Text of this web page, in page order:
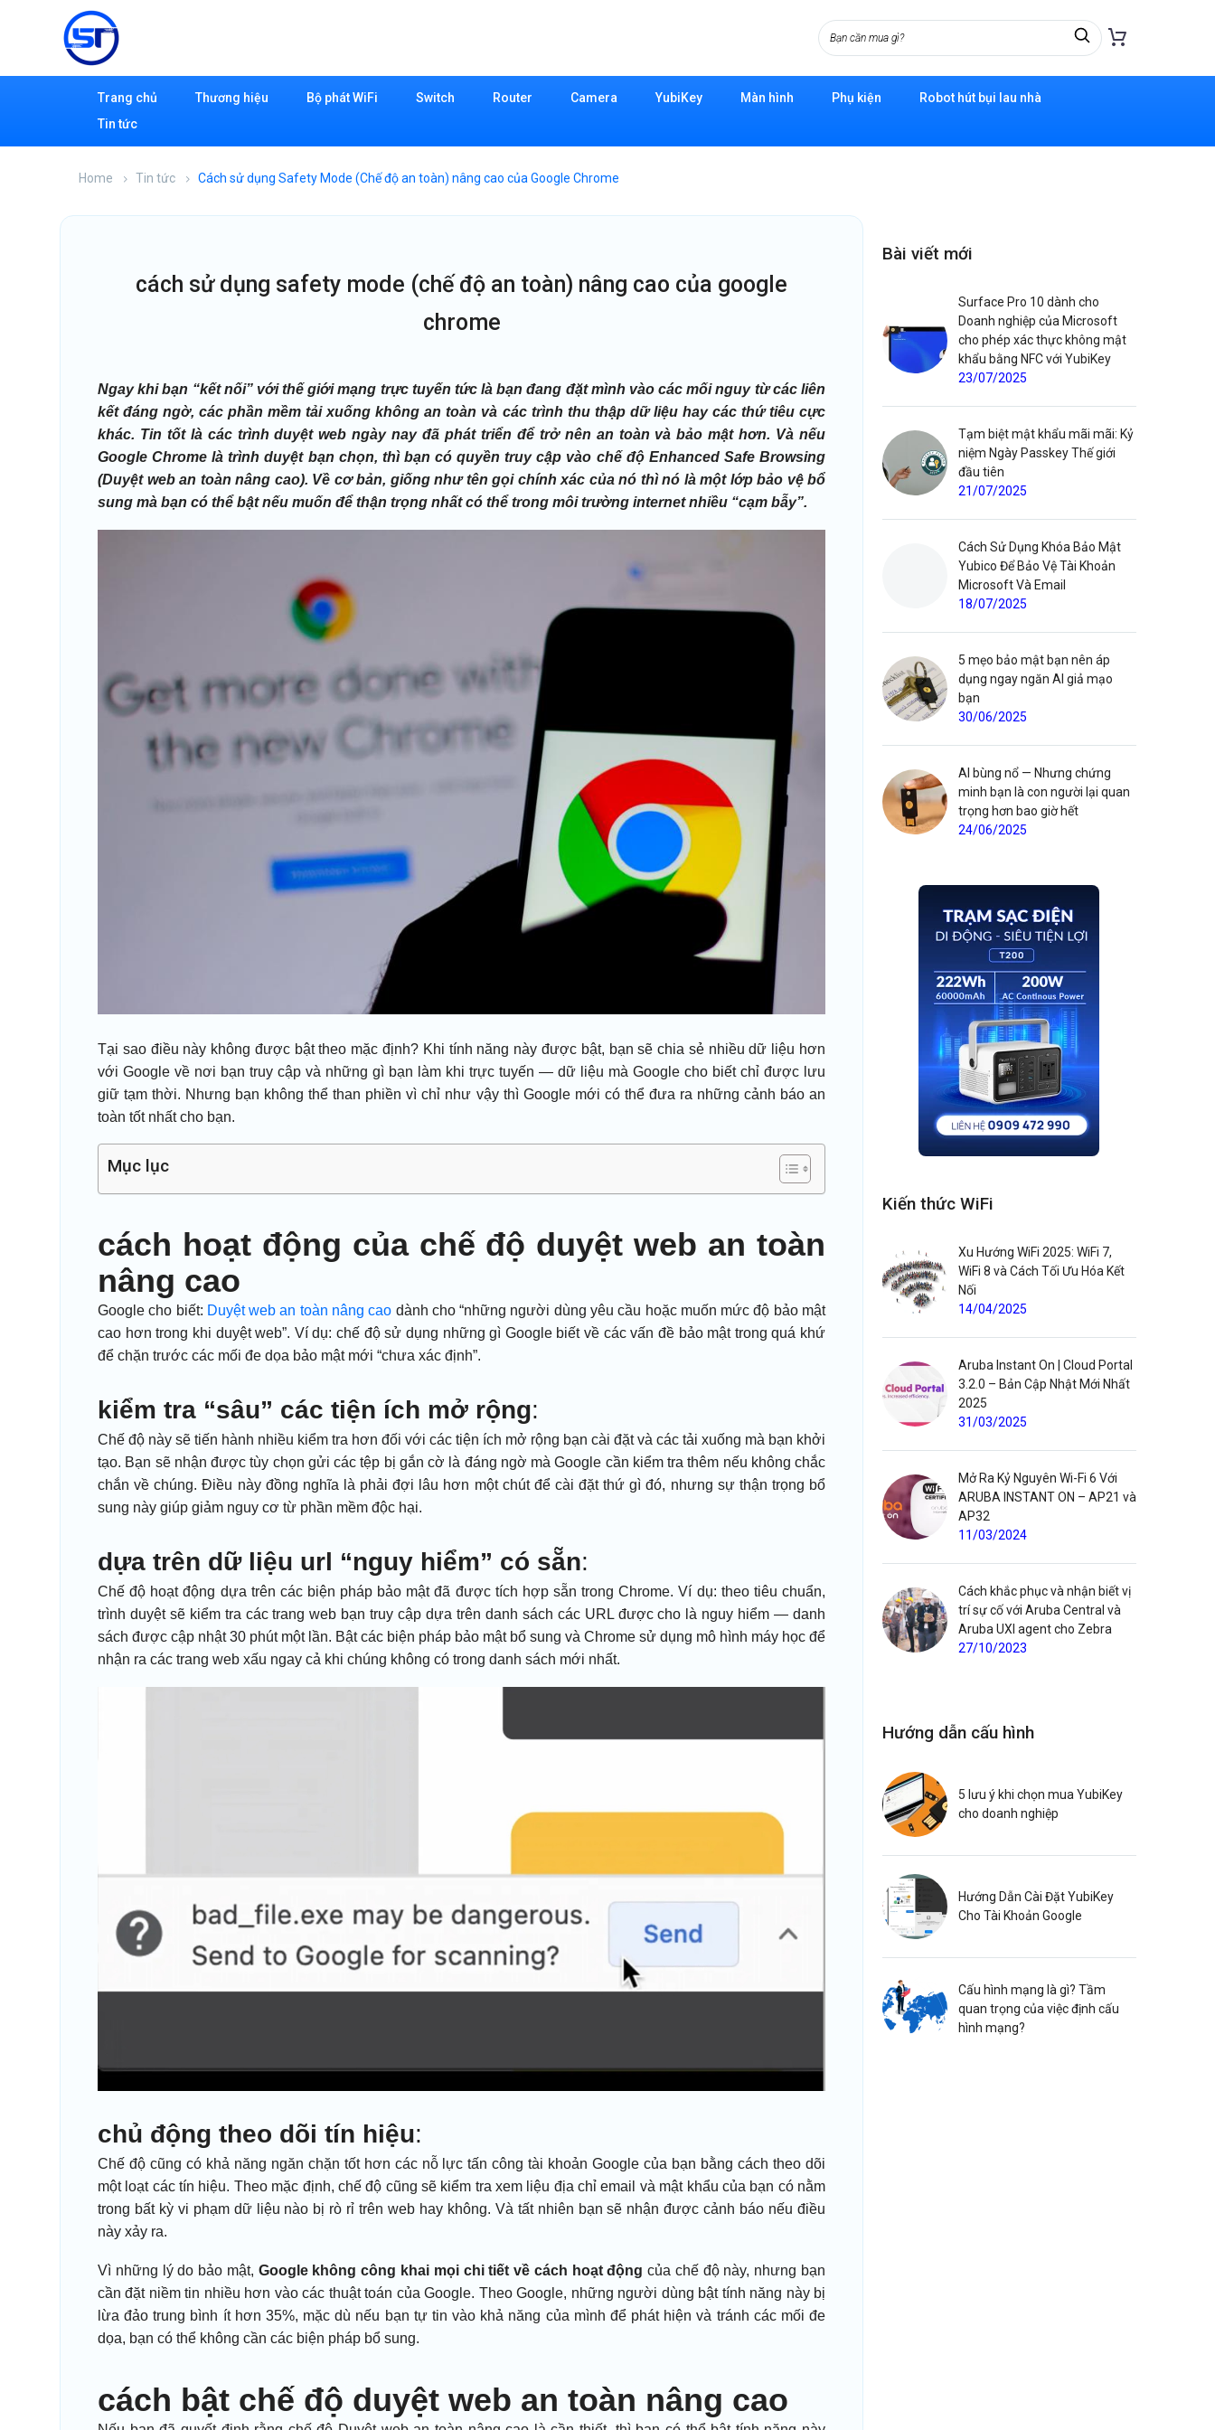
Trang chủ Thương hiệu Bộ phát WiFi Switch Router Camera YubiKey Màn hình Phụ kiện
Robot hút bụi lau nhà
Tin tức
Home Tin tức Cách sử dụng Safety Mode (Chế độ an toàn) nâng cao của Google Chrome
cách sử dụng safety mode (chế độ an toàn) nâng cao của google
chrome
Ngay khi bạn “kết nối” với thế giới mạng trực tuyến tức là bạn đang đặt mình vào các mối nguy từ các liên
kết đáng ngờ, các phần mềm tải xuống không an toàn và các trình thu thập dữ liệu hay các thứ tiêu cực
khác. Tin tốt là các trình duyệt web ngày nay đã phát triển để trở nên an toàn và bảo mật hơn. Và nếu
Google Chrome là trình duyệt bạn chọn, thì bạn có quyền truy cập vào chế độ Enhanced Safe Browsing
(Duyệt web an toàn nâng cao). Về cơ bản, giống như tên gọi chính xác của nó thì nó là một lớp bảo vệ bổ
sung mà bạn có thể bật nếu muốn để thận trọng nhất có thể trong môi trường internet nhiều “cạm bẫy”.
Tại sao điều này không được bật theo mặc định? Khi tính năng này được bật, bạn sẽ chia sẻ nhiều dữ liệu hơn
với Google về nơi bạn truy cập và những gì bạn làm khi trực tuyến — dữ liệu mà Google cho biết chỉ được lưu
giữ tạm thời. Nhưng bạn không thể than phiền vì chỉ như vậy thì Google mới có thể đưa ra những cảnh báo an
toàn tốt nhất cho bạn.
Mục lục
cách hoạt động của chế độ duyệt web an toàn
nâng cao
Google cho biết: Duyệt web an toàn nâng cao dành cho “những người dùng yêu cầu hoặc muốn mức độ bảo mật
cao hơn trong khi duyệt web”. Ví dụ: chế độ sử dụng những gì Google biết về các vấn đề bảo mật trong quá khứ
để chặn trước các mối đe dọa bảo mật mới “chưa xác định”.
kiểm tra “sâu” các tiện ích mở rộng:
Chế độ này sẽ tiến hành nhiều kiểm tra hơn đối với các tiện ích mở rộng bạn cài đặt và các tải xuống mà bạn khởi
tạo. Bạn sẽ nhận được tùy chọn gửi các tệp bị gắn cờ là đáng ngờ mà Google cần kiểm tra thêm nếu không chắc
chắn về chúng. Điều này đồng nghĩa là phải đợi lâu hơn một chút để cài đặt thứ gì đó, nhưng sự thận trọng bổ
sung này giúp giảm nguy cơ từ phần mềm độc hại.
dựa trên dữ liệu url “nguy hiểm” có sẵn:
Chế độ hoạt động dựa trên các biện pháp bảo mật đã được tích hợp sẵn trong Chrome. Ví dụ: theo tiêu chuẩn,
trình duyệt sẽ kiểm tra các trang web bạn truy cập dựa trên danh sách các URL được cho là nguy hiểm — danh
sách được cập nhật 30 phút một lần. Bật các biện pháp bảo mật bổ sung và Chrome sử dụng mô hình máy học để
nhận ra các trang web xấu ngay cả khi chúng không có trong danh sách mới nhất.
chủ động theo dõi tín hiệu:
Chế độ cũng có khả năng ngăn chặn tốt hơn các nỗ lực tấn công tài khoản Google của bạn bằng cách theo dõi
một loạt các tín hiệu. Theo mặc định, chế độ cũng sẽ kiểm tra xem liệu địa chỉ email và mật khẩu của bạn có nằm
trong bất kỳ vi phạm dữ liệu nào bị rò rỉ trên web hay không. Và tất nhiên bạn sẽ nhận được cảnh báo nếu điều
này xảy ra.
Vì những lý do bảo mật, Google không công khai mọi chi tiết về cách hoạt động của chế độ này, nhưng bạn
cần đặt niềm tin nhiều hơn vào các thuật toán của Google. Theo Google, những người dùng bật tính năng này bị
lừa đảo trung bình ít hơn 35%, mặc dù nếu bạn tự tin vào khả năng của mình để phát hiện và tránh các mối đe
dọa, bạn có thể không cần các biện pháp bổ sung.
cách bật chế độ duyệt web an toàn nâng cao
Bài viết mới
Surface Pro 10 dành cho
Doanh nghiệp của Microsoft
cho phép xác thực không mật
khẩu bằng NFC với YubiKey
23/07/2025
Tạm biệt mật khẩu mãi mãi: Kỷ
niệm Ngày Passkey Thế giới
đầu tiên
21/07/2025
Cách Sử Dụng Khóa Bảo Mật
Yubico Để Bảo Vệ Tài Khoản
Microsoft Và Email
18/07/2025
5 mẹo bảo mật bạn nên áp
dụng ngay ngăn AI giả mạo
bạn
30/06/2025
AI bùng nổ — Nhưng chứng
minh bạn là con người lại quan
trọng hơn bao giờ hết
24/06/2025
Kiến thức WiFi
Xu Hướng WiFi 2025: WiFi 7,
WiFi 8 và Cách Tối Ưu Hóa Kết
Nối
14/04/2025
Aruba Instant On | Cloud Portal
3.2.0 – Bản Cập Nhật Mới Nhất
2025
31/03/2025
Mở Ra Kỷ Nguyên Wi-Fi 6 Với
ARUBA INSTANT ON – AP21 và
AP32
11/03/2024
Cách khắc phục và nhận biết vị
trí sự cố với Aruba Central và
Aruba UXI agent cho Zebra
27/10/2023
Hướng dẫn cấu hình
5 lưu ý khi chọn mua YubiKey
cho doanh nghiệp
Hướng Dẫn Cài Đặt YubiKey
Cho Tài Khoản Google
Cấu hình mạng là gì? Tầm
quan trọng của việc định cấu
hình mạng?